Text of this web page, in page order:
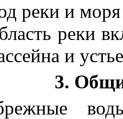
реки и мор
реки
и
3.
ые